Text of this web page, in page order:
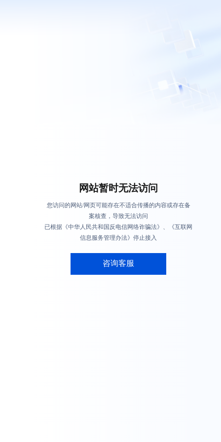
网站暂时无法访问
您访问的网站/网页可能存在不适合传播的内容或存在备
案核查，导致无法访问
已根据《中华人民共和国反电信网络诈骗法》、《互联网
信息服务管理办法》停止接入
咨询客服